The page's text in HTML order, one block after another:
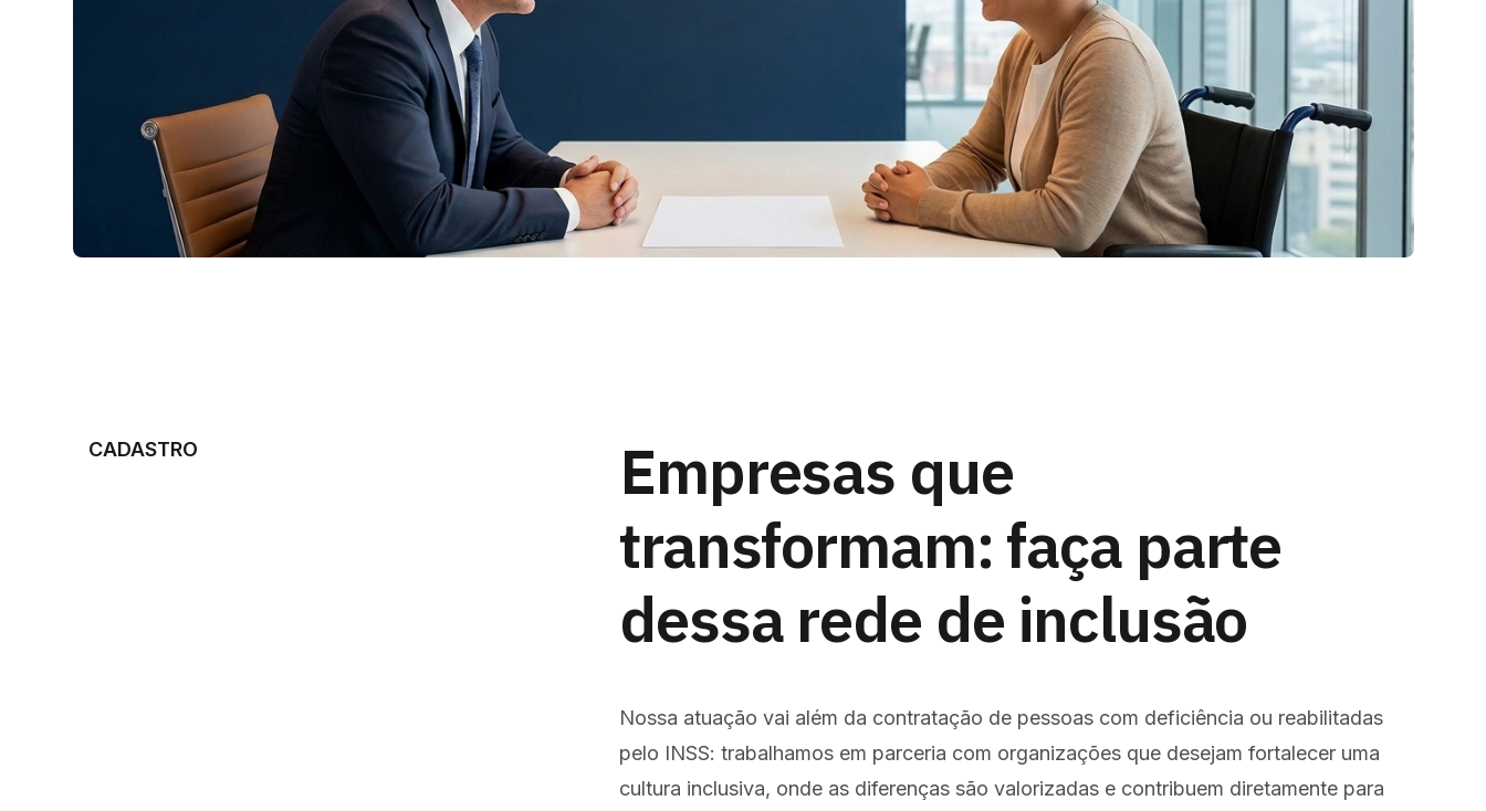
CADASTRO
Empresas que
transformam: faça parte
dessa rede de inclusão
Nossa atuação vai além da contratação de pessoas com deficiência ou reabilitadas
pelo INSS: trabalhamos em parceria com organizações que desejam fortalecer uma
cultura inclusiva, onde as diferenças são valorizadas e contribuem diretamente para